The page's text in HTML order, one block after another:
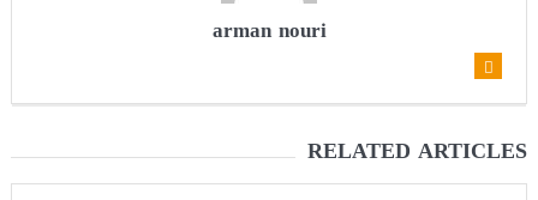
arman nouri
RELATED ARTICLES